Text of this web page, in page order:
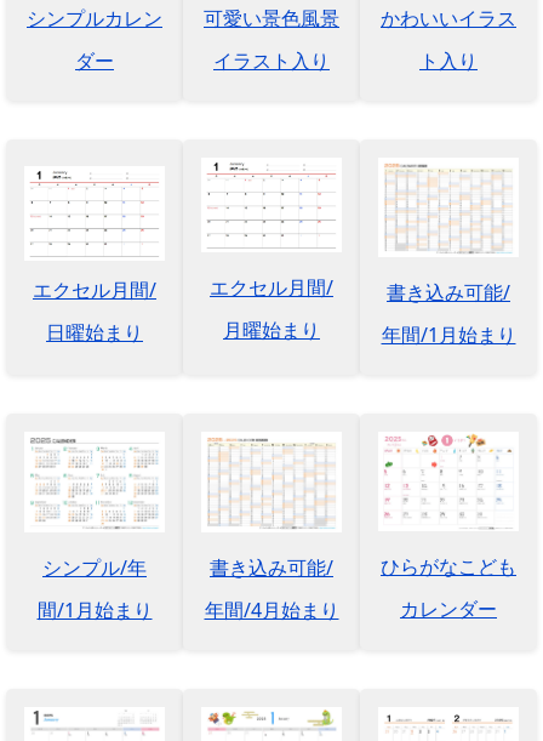
シンプルカレン
ダー
可愛い景色風景
イラスト入り
かわいいイラス
ト入り
エクセル月間/
日曜始まり
エクセル月間/
月曜始まり
書き込み可能/
年間/1月始まり
シンプル/年
間/1月始まり
書き込み可能/
年間/4月始まり
ひらがなこども
カレンダー